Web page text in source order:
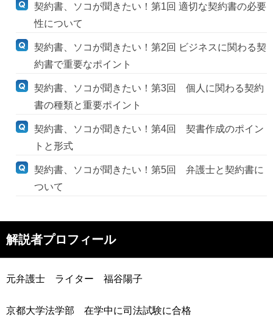
契約書、ソコが聞きたい！第1回 適切な契約書の必要
性について
契約書、ソコが聞きたい！第2回 ビジネスに関わる契
約書で重要なポイント
契約書、ソコが聞きたい！第3回 個人に関わる契約
書の種類と重要ポイント
契約書、ソコが聞きたい！第4回 契書作成のポイン
トと形式
契約書、ソコが聞きたい！第5回 弁護士と契約書に
ついて
解説者プロフィール
元弁護士 ライター 福谷陽子
京都大学法学部 在学中に司法試験に合格